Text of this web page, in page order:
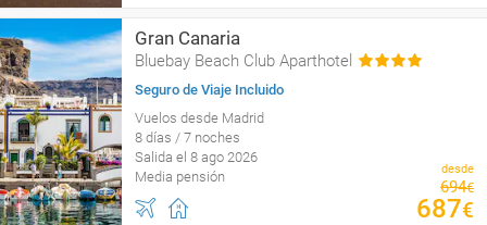
Gran Canaria
Bluebay Beach Club Aparthotel
Seguro de Viaje Incluido
Vuelos desde Madrid
8 días / 7 noches
Salida el 8 ago 2026
Media pensión
desde
694€
687€